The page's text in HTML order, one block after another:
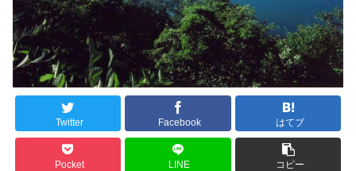
Twitter Facebook はてブ
Pocket LINE コピー